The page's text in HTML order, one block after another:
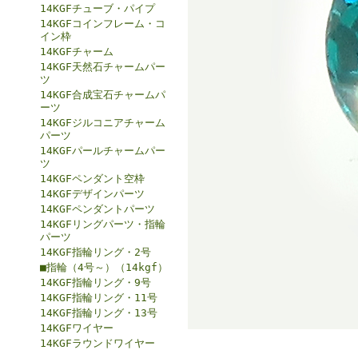
14KGFチューブ・パイプ
14KGFコインフレーム・コ
イン枠
14KGFチャーム
14KGF天然石チャームパー
ツ
14KGF合成宝石チャームパ
ーツ
14KGFジルコニアチャーム
パーツ
14KGFパールチャームパー
ツ
14KGFペンダント空枠
14KGFデザインパーツ
14KGFペンダントパーツ
14KGFリングパーツ・指輪
パーツ
14KGF指輪リング・2号
■指輪（4号～）（14kgf）
14KGF指輪リング・9号
14KGF指輪リング・11号
14KGF指輪リング・13号
14KGFワイヤー
14KGFラウンドワイヤー